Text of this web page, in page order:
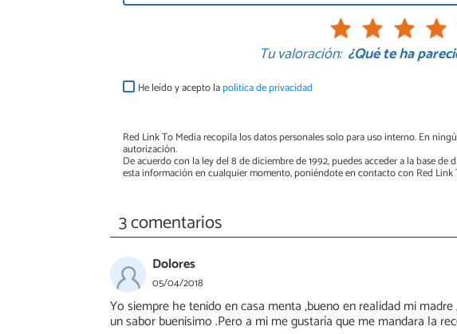
Tu valoración: ¿Qué te ha
He leído y acepto lapolítica de privacidad
Red Link To Media recopila los datos personales solo para uso interno. En
autorización.
De acuerdo con la ley del 8 de diciembre de 1992, puedes acceder a la base
esta información en cualquier momento, poniéndote en contacto con Red Link
3 comentarios
Dolores
05/04/2018
Yo siempre he tenido en casa menta ,bueno en realidad mi
un sabor buenisimo .Pero a mi me gustaría que me mandara la